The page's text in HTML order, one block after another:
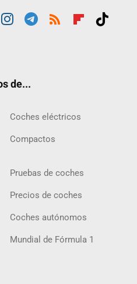
de...
Coches eléctricos
Compactos
Pruebas de coches
Precios de coches
Coches autónomos
Mundial de Fórmula 1